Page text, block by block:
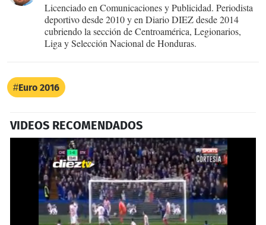
Licenciado en Comunicaciones y Publicidad. Periodista
deportivo desde 2010 y en Diario DIEZ desde 2014
cubriendo la sección de Centroamérica, Legionarios,
Liga y Selección Nacional de Honduras.
Euro 2016
VIDEOS RECOMENDADOS